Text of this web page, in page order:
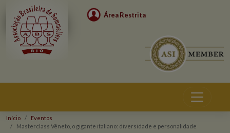
Área Restrita
Início
Eventos
Masterclass Vêneto, o gigante italiano: diversidade e personalidade
Eventos